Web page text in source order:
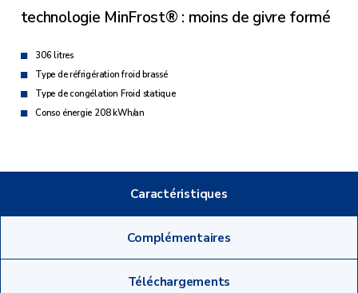
technologie MinFrost® : moins de givre formé
306 litres
Type de réfrigération froid brassé
Type de congélation Froid statique
Conso énergie 208 kWh/an
Caractéristiques
Complémentaires
Téléchargements